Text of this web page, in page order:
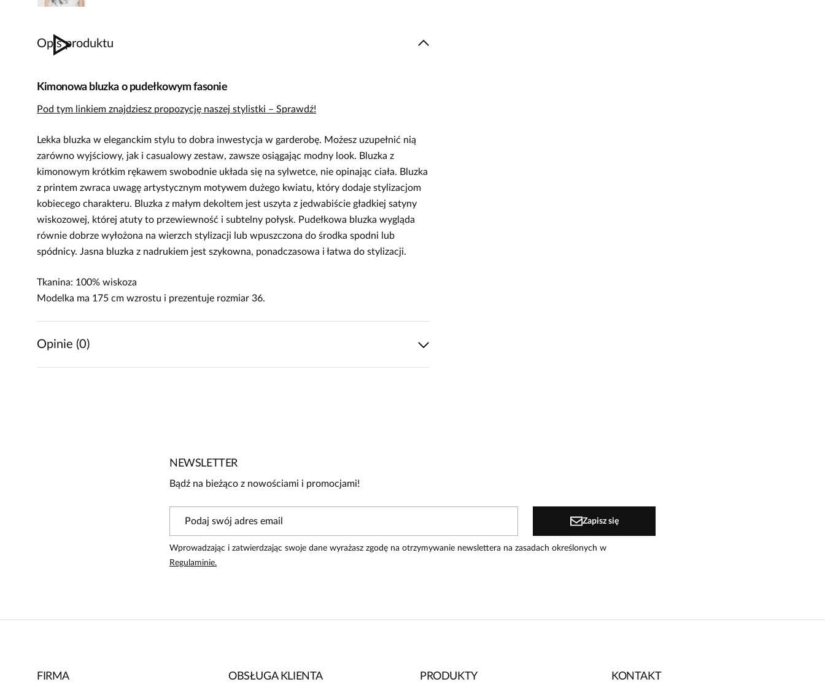
Opis produktu
Kimonowa bluzka o pudełkowym fasonie
Pod tym linkiem znajdziesz propozycję naszej stylistki – Sprawdź!
Lekka bluzka w eleganckim stylu to dobra inwestycja w garderobę. Możesz uzupełnić nią
zarówno wyjściowy, jak i casualowy zestaw, zawsze osiągając modny look. Bluzka z
kimonowym krótkim rękawem swobodnie układa się na sylwetce, nie opinając ciała. Bluzka
z printem zwraca uwagę artystycznym motywem dużego kwiatu, który dodaje stylizacjom
kobiecego charakteru. Bluzka z małym dekoltem jest uszyta z jedwabiście gładkiej satyny
wiskozowej, której atuty to przewiewność i subtelny połysk. Pudełkowa bluzka wygląda
równie dobrze wyłożona na wierzch stylizacji lub wpuszczona do środka spodni lub
spódnicy. Jasna bluzka z nadrukiem jest szykowna, ponadczasowa i łatwa do stylizacji.
Tkanina: 100% wiskoza
Modelka ma 175 cm wzrostu i prezentuje rozmiar 36.
Opinie (0)
NEWSLETTER
Bądź na bieżąco z nowościami i promocjami!
Zapisz się
Wprowadzając i zatwierdzając swoje dane wyrażasz zgodę na otrzymywanie newslettera na zasadach określonych w
Regulaminie.
FIRMA OBSŁUGA KLIENTA PRODUKTY KONTAKT